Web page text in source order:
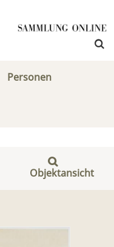
Personen
Objektansicht